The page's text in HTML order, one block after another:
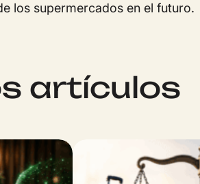
los supermercados en el futuro.
artículos